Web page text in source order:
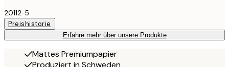
20112-5
Preishistorie
Erfahre mehr über unsere Produkte
Mattes Premiumpapier